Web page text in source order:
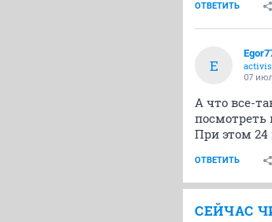
ОТВЕТИТЬ
E
07
А что все-
посмотреть
При этом 24
ОТВЕТИТЬ
СЕЙЧАС